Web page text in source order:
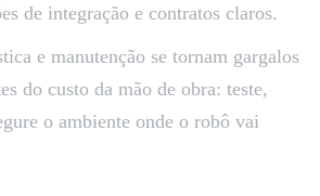
de integração e contratos claros.
e manutenção se tornam gargalos
do custo da mão de obra: teste,
o ambiente onde o robô vai